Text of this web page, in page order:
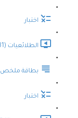
اختبار
الطلائعيات (14:31)
بطاقة ملخص
اختبار